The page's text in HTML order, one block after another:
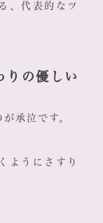
、代表的なツ
の優しい
承泣です。
ようにさすり